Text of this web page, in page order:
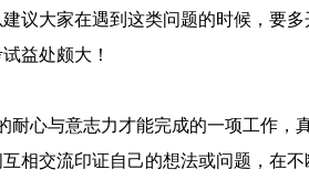
议大家在遇到这类问题的时候，要
益处颇大！
心与意志力才能完成的一项工作，
相交流印证自己的想法或问题，在